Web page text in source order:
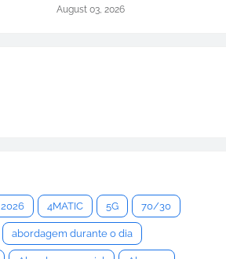
August 03, 2026
2026 4MATIC 5G 70/30
abordagem durante o dia